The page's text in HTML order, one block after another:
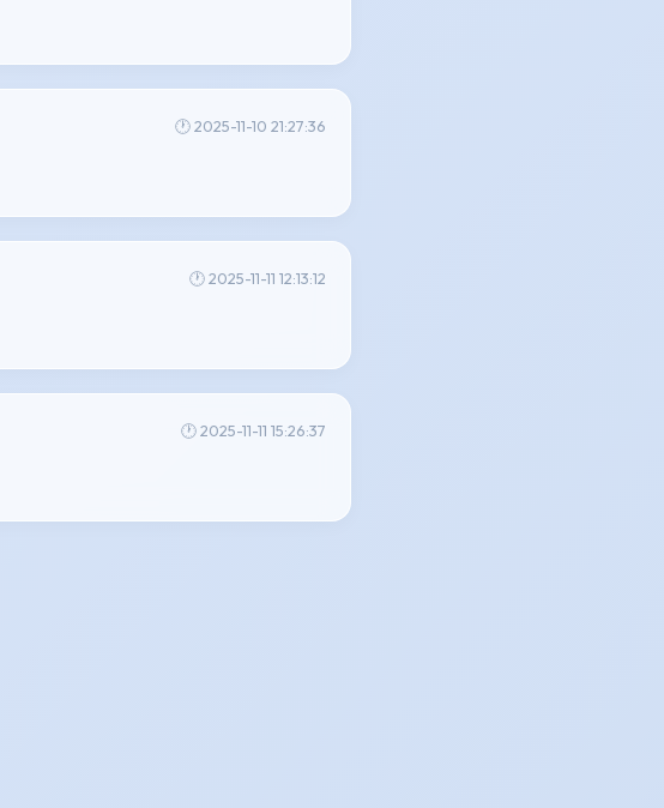
🕐 2025-11-10 21:27:36
🕐 2025-11-11 12:13:12
🕐 2025-11-11 15:26:37